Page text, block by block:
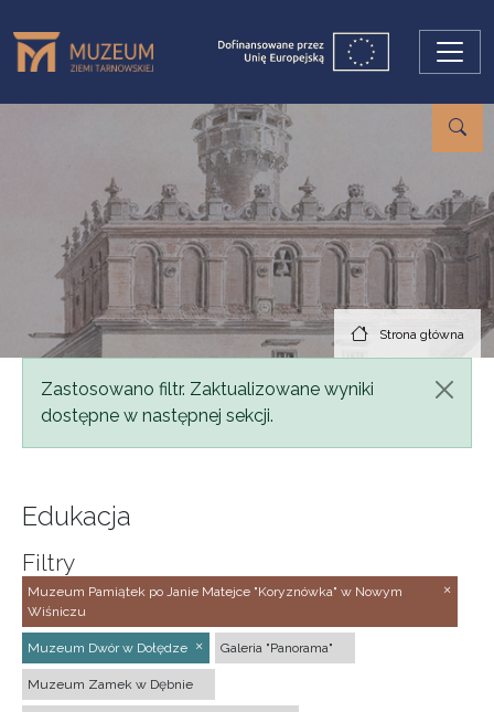
Strona główna
Komunikat
Zastosowano filtr. Zaktualizowane wyniki
dostępne w następnej sekcji.
Edukacja
Filtry
Muzeum Pamiątek po Janie Matejce "Koryznówka" w Nowym
Wiśniczu
Muzeum Dwór w Dołędze Galeria "Panorama"
Muzeum Zamek w Dębnie